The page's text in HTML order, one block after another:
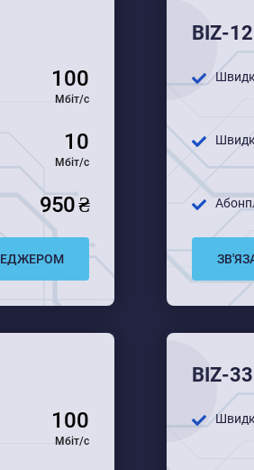
100
Мбіт/с
10
Мбіт/с
950 ₴
BIZ-
100
Мбіт/с
BIZ-